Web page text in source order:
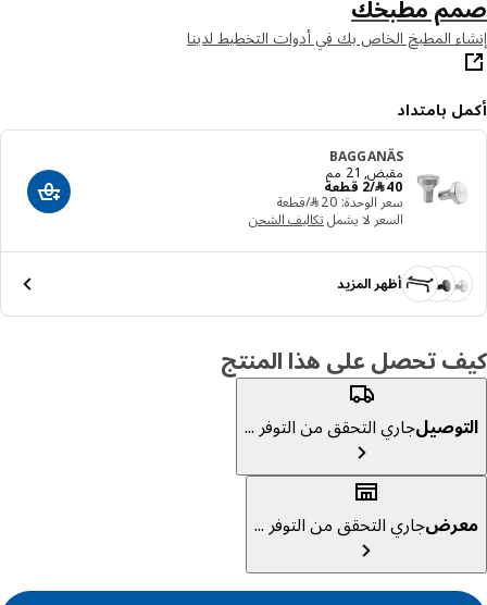
مطبخك
المطبخ الخاص بك في أدوات التخطيط لدينا
بامتداد
BAGGANÄS
مقبض, 21 مم
﷼ 40 /2 قطعة
﷼ 40/2 قطعة
سعر الوحدة: ‭20‬ ﷼/قطعة
السعر لا يشملتكاليف الشحن
أضف إلى
أظهر المزيد
تحصل على هذا المنتج
جاري التحقق من التوفر ...
جاري التحقق من التوفر ...